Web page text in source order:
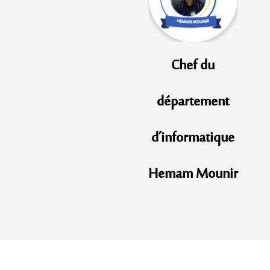
Chef du
département
d’informatique
Hemam Mounir